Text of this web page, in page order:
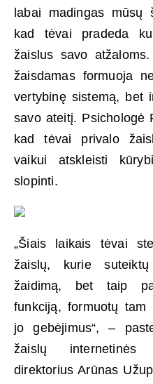
labai madingas mūsų
kad tėvai pradeda
žaislus savo
žaisdamas formuoja
vertybinę sistemą, bet
savo ateitį. Psichologė
kad tėvai privalo
vaikui atskleisti
slopinti.
„Šiais laikais tėvai
žaislų, kurie
žaidimą, bet taip
funkciją, formuotų
jo gebėjimus“, –
žaislų internetinės
direktorius Arūnas